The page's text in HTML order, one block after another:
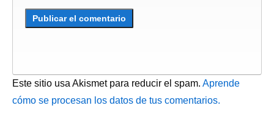
Este sitio usa Akismet para reducir el spam. Aprende
cómo se procesan los datos de tus comentarios.